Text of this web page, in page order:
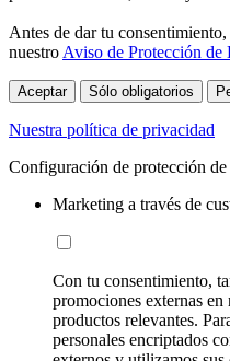
Antes de dar tu
nuestro Aviso de Protección de
Aceptar Sólo obligatorios
Nuestra política de privacidad
Configuración de protección de
Marketing a través de
Con tu consentimiento,
promociones externas
productos relevantes.
personales encriptados